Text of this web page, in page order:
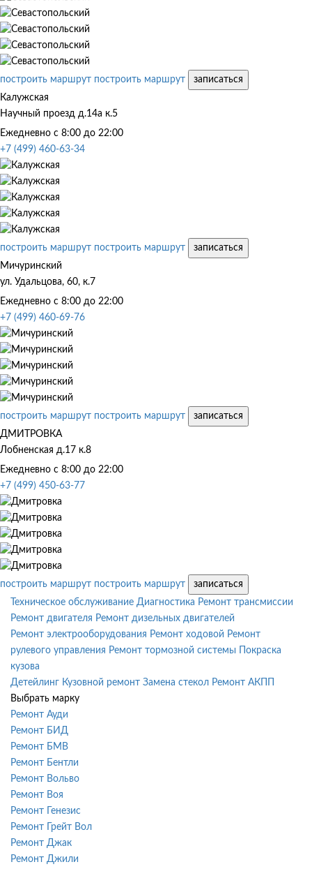
построить маршрут построить маршрут
записаться
Калужская
Научный проезд д.14а к.5
Ежедневно с 8:00 до 22:00
+7 (499) 460-63-34
построить маршрут построить маршрут
записаться
Мичуринский
ул. Удальцова, 60, к.7
Ежедневно с 8:00 до 22:00
+7 (499) 460-69-76
построить маршрут построить маршрут
записаться
ДМИТРОВКА
Лобненская д.17 к.8
Ежедневно с 8:00 до 22:00
+7 (499) 450-63-77
построить маршрут построить маршрут
записаться
Техническое обслуживание Диагностика Ремонт трансмиссии
Ремонт двигателя Ремонт дизельных двигателей
Ремонт электрооборудования Ремонт ходовой Ремонт
рулевого управления Ремонт тормозной системы
Покраска
кузова
Детейлинг Кузовной ремонт Замена стекол Ремонт АКПП
Выбрать марку
Ремонт Ауди
Ремонт БИД
Ремонт БМВ
Ремонт Бентли
Ремонт Вольво
Ремонт Воя
Ремонт Генезис
Ремонт Грейт Вол
Ремонт Джак
Ремонт Джили